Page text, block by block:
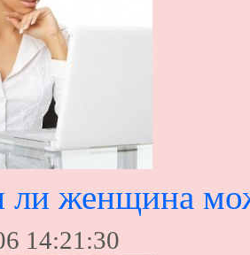
ли женщина
14:21:30